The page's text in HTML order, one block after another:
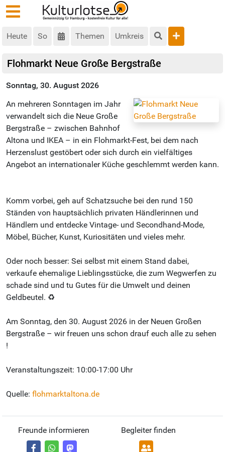
Heute So Themen Umkreis
Flohmarkt Neue Große Bergstraße
Sonntag, 30. August 2026
An mehreren Sonntagen im Jahr
verwandelt sich die Neue Große
Bergstraße – zwischen Bahnhof
Altona und IKEA – in ein Flohmarkt-Fest, bei dem nach
Herzenslust gestöbert oder sich durch ein vielfältiges
Angebot an internationaler Küche geschlemmt werden kann.
Komm vorbei, geh auf Schatzsuche bei den rund 150
Ständen von hauptsächlich privaten Händlerinnen und
Händlern und entdecke Vintage- und Secondhand-Mode,
Möbel, Bücher, Kunst, Kuriositäten und vieles mehr.
Oder noch besser: Sei selbst mit einem Stand dabei,
verkaufe ehemalige Lieblingsstücke, die zum Wegwerfen zu
schade sind und tu Gutes für die Umwelt und deinen
Geldbeutel. ♻️
Am Sonntag, den 30. August 2026 in der Neuen Großen
Bergstraße – wir freuen uns schon drauf euch alle zu sehen
!
Veranstaltungszeit: 10:00-17:00 Uhr
Quelle: flohmarktaltona.de
Freunde informieren Begleiter finden